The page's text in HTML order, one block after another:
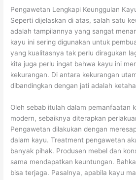
Pengawetan Lengkapi Keunggulan
Seperti dijelaskan di atas, salah satu
adalah tampilannya yang sangat
kayu ini sering digunakan untuk
yang kualitasnya tak perlu diragukan
kita juga perlu ingat bahwa kayu ini
kekurangan. Di antara kekurangan
dibandingkan dengan jati adalah
Oleh sebab itulah dalam pemanfaatan
modern, sebaiknya diterapkan
Pengawetan dilakukan dengan
dalam kayu. Treatment pengawetan
banyak pihak. Produsen mebel dan
sama mendapatkan keuntungan.
bisa terjaga. Pasalnya, apabila kayu